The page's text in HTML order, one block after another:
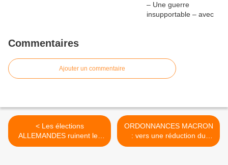
Commentaires
Ajouter un commentaire
< Les élections
ALLEMANDES ruinent les
rêves européens de
ORDONNANCES MACRON
: vers une réduction du
congé MATERNITÉ ? >